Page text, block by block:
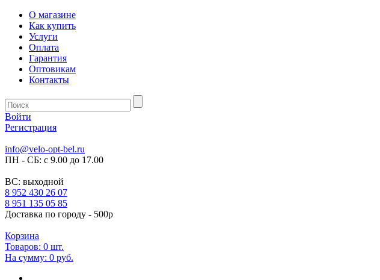
О магазине
Как купить
Услуги
Оплата
Гарантия
Оптовикам
Контакты
Войти
Регистрация
info@velo-opt-bel.ru
ПН - СБ: с 9.00 до 17.00
ВС: выходной
8 952 430 26 07
8 951 135 05 85
Доставка по городу - 500р
Корзина
Товаров: 0 шт.
На сумму: 0 руб.